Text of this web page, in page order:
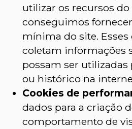
utilizar os recursos do
conseguimos
mínima do site. Esses
coletam informações
possam ser
ou histórico na
Cookies de
dados para a criação
comportamento de